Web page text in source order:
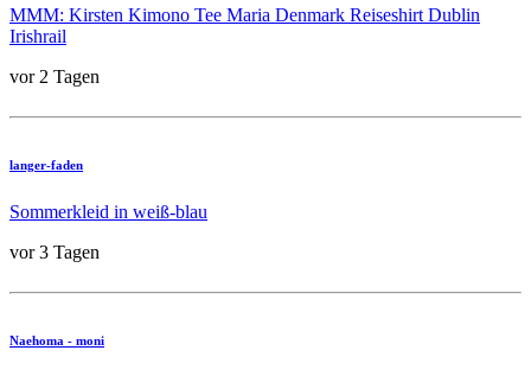
MMM: Kirsten Kimono Tee Maria Denmark Reiseshirt Dublin
Irishrail
vor 2 Tagen
langer-faden
Sommerkleid in weiß-blau
vor 3 Tagen
Naehoma - moni